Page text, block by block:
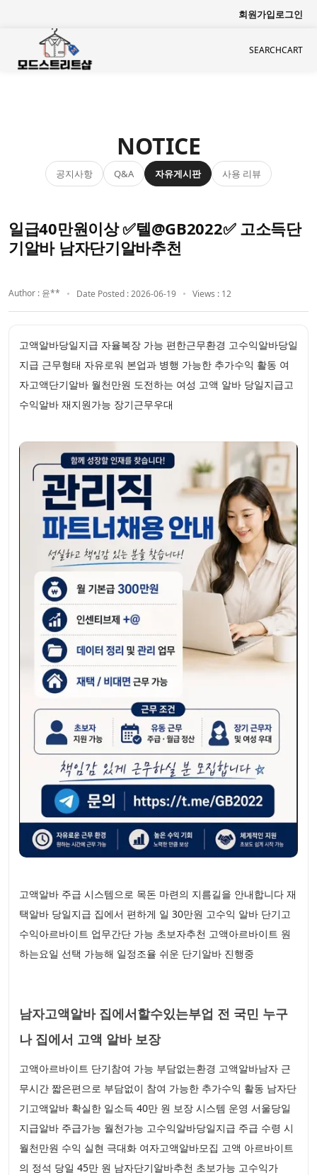
회원가입로그인
SEARCHCART
NOTICE
공지사항 Q&A 자유게시판 사용 리뷰
일급40만원이상 ✅텔@GB2022✅ 고소득단
기알바 남자단기알바추천
Author : 윤** Date Posted : 2026-06-19 Views : 12
고액알바당일지급 자율복장 가능 편한근무환경 고수익알바당일
지급 근무형태 자유로워 본업과 병행 가능한 추가수익 활동 여
자고액단기알바 월천만원 도전하는 여성 고액 알바 당일지급고
수익알바 재지원가능 장기근무우대
고액알바 주급 시스템으로 목돈 마련의 지름길을 안내합니다 재
택알바 당일지급 집에서 편하게 일 30만원 고수익 알바 단기고
수익아르바이트 업무간단 가능 초보자추천 고액아르바이트 원
하는요일 선택 가능해 일정조율 쉬운 단기알바 진행중
남자고액알바 집에서할수있는부업 전 국민 누구
나 집에서 고액 알바 보장
고액아르바이트 단기참여 가능 부담없는환경 고액알바남자 근
무시간 짧은편으로 부담없이 참여 가능한 추가수익 활동 남자단
기고액알바 확실한 일소득 40만 원 보장 시스템 운영 서울당일
지급알바 주급가능 월천가능 고수익알바당일지급 주급 수령 시
월천만원 수익 실현 극대화 여자고액알바모집 고액 아르바이트
의 정석 당일 45만 원 남자단기알바추천 초보가능 고수익가